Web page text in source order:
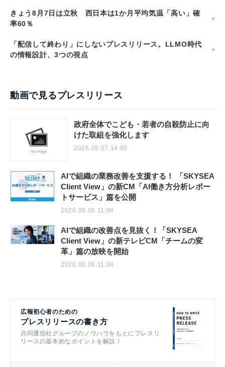
きょう8月7日は立秋 西日本は1か月平均気温「高い」確
率60％
「配信して終わり」にしないプレスリリース。LLMO時代
の情報設計、3つの視点
動画で見るプレスリリース
政府全体でこども・若者の自殺防止に向
けた取組を強化します
2026.08.07 14:00
AIで組織の業務改善を支援する！ 「SKYSEA
Client View」の新CM「AI働き方分析レポー
トサービス」篇を公開
2026.08.06 11:04
AIで組織の改善点を見抜く！「SKYSEA
Client View」の新テレビCM「チームの変
革」篇の放映を開始
2026.08.06 11:04
広報初心者のための
プレスリリースの書き方
共同通信社グループのノウハウをもとにプレスリ
リースの基本的なポイントを解説！